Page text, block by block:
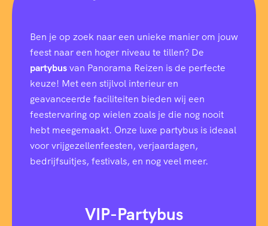
m
Ben je op zoek naar een unieke manier om jouw
feest naar een hoger niveau te tillen? De
partybusvan Panorama Reizen is de perfecte
keuze! Met een stijlvol interieur en
geavanceerde faciliteiten bieden wij een
feestervaring op wielen zoals je die nog nooit
hebt meegemaakt. Onze luxe partybus is ideaal
voor vrijgezellenfeesten, verjaardagen,
bedrijfsuitjes, festivals, en nog veel meer.
VIP-Partybus